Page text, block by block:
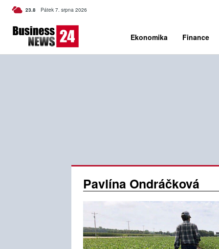
23.8 C Czech
Pátek 7. srpna 2026
Ekonomika Finance
Pavlína Ondráčková